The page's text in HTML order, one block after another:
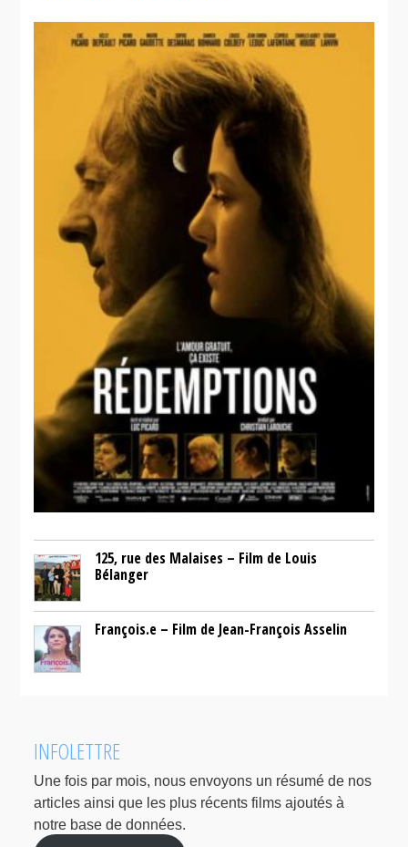
125, rue des Malaises – Film de Louis
Bélanger
François.e – Film de Jean-François Asselin
INFOLETTRE
Une fois par mois, nous envoyons un résumé de nos
articles ainsi que les plus récents films ajoutés à
notre base de données.